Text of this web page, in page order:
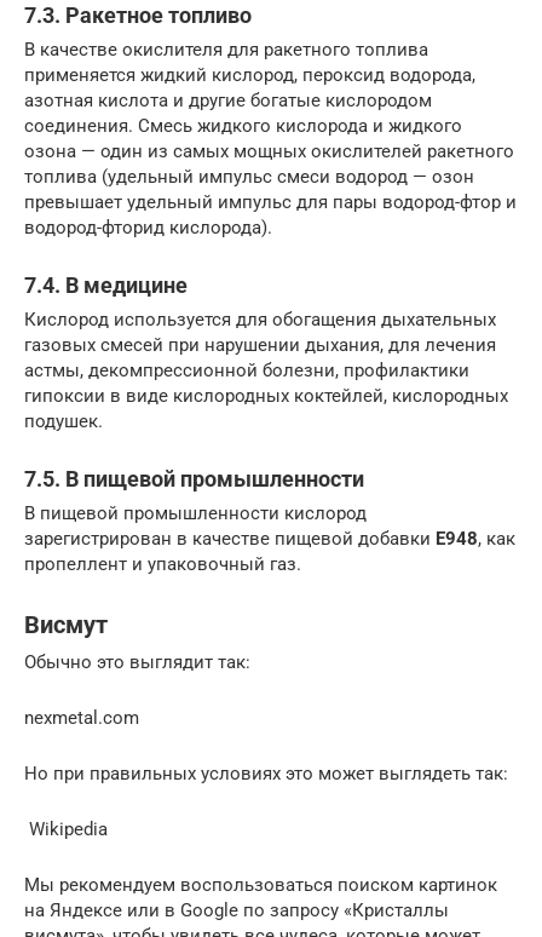
7.3. Ракетное топливо
В качестве окислителя для ракетного топлива
применяется жидкий кислород, пероксид водорода,
азотная кислота и другие богатые кислородом
соединения. Смесь жидкого кислорода и жидкого
озона — один из самых мощных окислителей ракетного
топлива (удельный импульс смеси водород — озон
превышает удельный импульс для пары водород-фтор и
водород-фторид кислорода).
7.4. В медицине
Кислород используется для обогащения дыхательных
газовых смесей при нарушении дыхания, для лечения
астмы, декомпрессионной болезни, профилактики
гипоксии в виде кислородных коктейлей, кислородных
подушек.
7.5. В пищевой промышленности
В пищевой промышленности кислород
зарегистрирован в качестве пищевой добавки E948, как
пропеллент и упаковочный газ.
Висмут
Обычно это выглядит так:
nexmetal.com
Но при правильных условиях это может выглядеть так:
Wikipedia
Мы рекомендуем воспользоваться поиском картинок
на Яндексе или в Google по запросу «Кристаллы